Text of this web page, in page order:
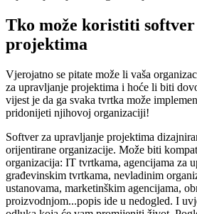
Tko može koristiti
projektima
Vjerojatno se pitate može li vaša
za upravljanje projektima i hoće li biti
vijest je da ga svaka tvrtka može
pridonijeti njihovoj organizaciji!
Softver za upravljanje projektima
orijentirane organizacije. Može biti
organizacija: IT tvrtkama, agencijama za
građevinskim tvrtkama, nevladinim
ustanovama, marketinškim agencijama,
proizvodnjom...popis ide u nedogled. I